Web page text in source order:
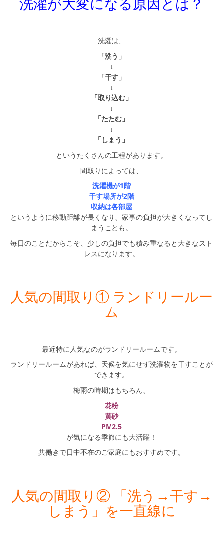
洗濯は、
「洗う」
↓
「干す」
↓
「取り込む」
↓
「たたむ」
↓
「しまう」
というたくさんの工程があります。
間取りによっては、
洗濯機が1階
干す場所が2階
収納は各部屋
というように移動距離が長くなり、家事の負担が大きくなってし
まうことも。
毎日のことだからこそ、少しの負担でも積み重なると大きなスト
レスになります。
人気の間取り① ランドリールー
ム
最近特に人気なのがランドリールームです。
ランドリールームがあれば、天候を気にせず洗濯物を干すことが
できます。
梅雨の時期はもちろん、
花粉
黄砂
PM2.5
が気になる季節にも大活躍！
共働きで日中不在のご家庭にもおすすめです。
人気の間取り② 「洗う→干す→
しまう」を一直線に